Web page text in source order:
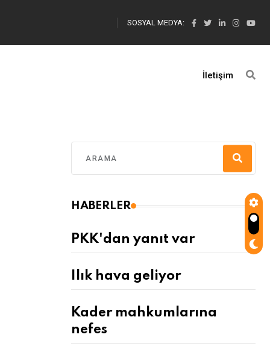
SOSYAL MEDYA:
İletişim
HABERLER
PKK'dan yanıt var
Ilık hava geliyor
Kader mahkumlarına
nefes